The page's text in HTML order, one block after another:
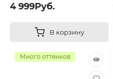
4 999Руб.
В корзину
Много оттенков